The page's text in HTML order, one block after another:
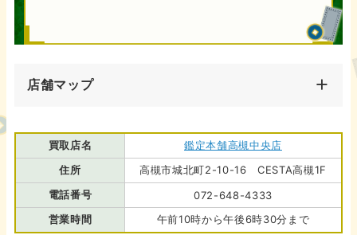
店舗マップ
買取店名
鑑定本舗高槻中央店
住所
高槻市城北町2-10-16 CESTA高槻1F
電話番号
072-648-4333
営業時間
午前10時から午後6時30分まで